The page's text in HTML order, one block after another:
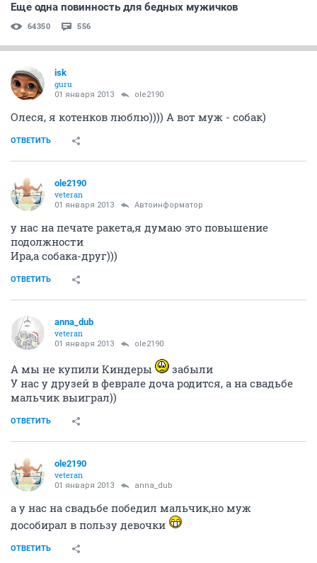
Еще одна повинность для бедных мужичков
64350 556
isk
guru
01 января 2013 ole2190
Олеся, я котенков люблю)))) А вот муж - собак)
ОТВЕТИТЬ
ole2190
veteran
01 января 2013 Автоинформатор
у нас на печате ракета,я думаю это повышение
подолжности
Ира,а собака-друг)))
ОТВЕТИТЬ
anna_dub
veteran
01 января 2013 ole2190
А мы не купили Киндеры
забыли
У нас у друзей в феврале доча родится, а на свадьбе
мальчик выиграл))
ОТВЕТИТЬ
ole2190
veteran
01 января 2013 anna_dub
а у нас на свадьбе победил мальчик,но муж
дособирал в пользу девочки
ОТВЕТИТЬ